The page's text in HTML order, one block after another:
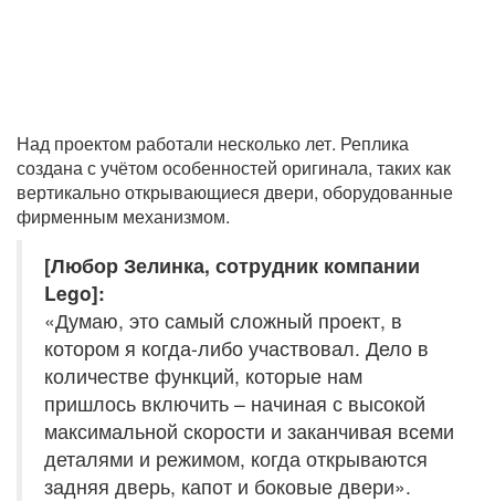
Над проектом работали несколько лет. Реплика
создана с учётом особенностей оригинала, таких как
вертикально открывающиеся двери, оборудованные
фирменным механизмом.
[Любор Зелинка, сотрудник компании
Lego]:
«Думаю, это самый сложный проект, в
котором я когда-либо участвовал. Дело в
количестве функций, которые нам
пришлось включить – начиная с высокой
максимальной скорости и заканчивая всеми
деталями и режимом, когда открываются
задняя дверь, капот и боковые двери».